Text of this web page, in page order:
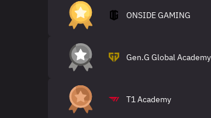
ONSIDE GAMING
Gen.G Global Academy
T1 Academy